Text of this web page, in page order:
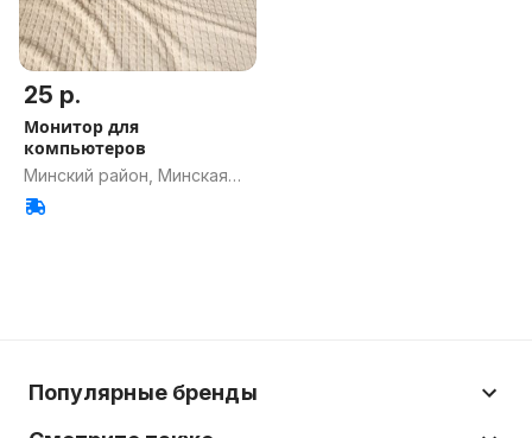
25 р.
Монитор для
компьютеров
Минский район, Минская
обл.
Популярные бренды